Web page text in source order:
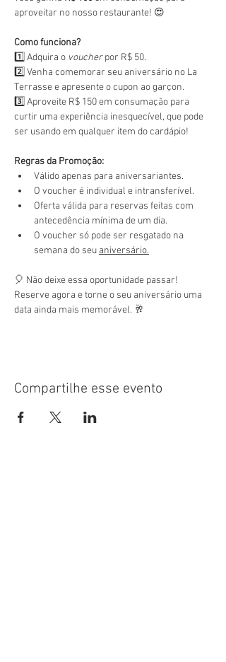
aproveitar no nosso restaurante! 😍
Como funciona?
1️⃣ Adquira o voucher por R$ 50.
2️⃣ Venha comemorar seu aniversário no La
Terrasse e apresente o cupon ao garçon.
3️⃣ Aproveite R$ 150 em consumação para
curtir uma experiência inesquecível, que pode
ser usando em qualquer item do cardápio!
Regras da Promoção:
Válido apenas para aniversariantes.
O voucher é individual e intransferível.
Oferta válida para reservas feitas com
antecedência mínima de um dia.
O voucher só pode ser resgatado na
semana do seu aniversário.
🎈 Não deixe essa oportunidade passar!
Reserve agora e torne o seu aniversário uma
data ainda mais memorável. 🥂
Compartilhe esse evento